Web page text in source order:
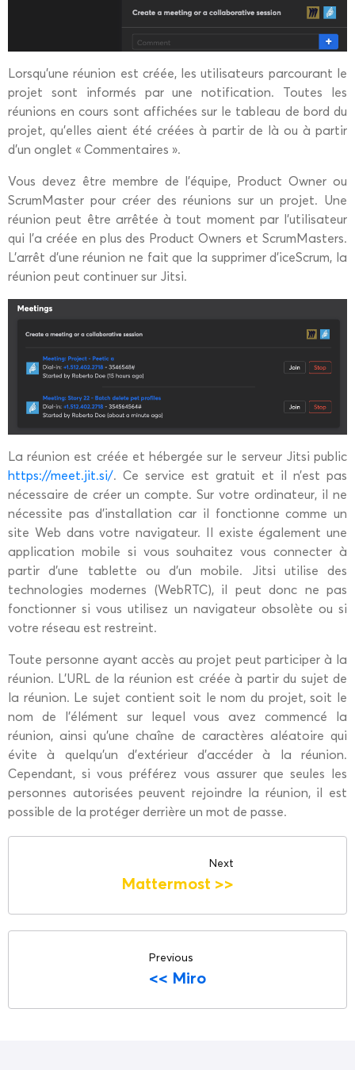
Lorsqu’une réunion est créée, les utilisateurs parcourant le
projet sont informés par une notification. Toutes les
réunions en cours sont affichées sur le tableau de bord du
projet, qu’elles aient été créées à partir de là ou à partir
d’un onglet « Commentaires ».
Vous devez être membre de l’équipe, Product Owner ou
ScrumMaster pour créer des réunions sur un projet. Une
réunion peut être arrêtée à tout moment par l’utilisateur
qui l’a créée en plus des Product Owners et ScrumMasters.
L’arrêt d’une réunion ne fait que la supprimer d’iceScrum, la
réunion peut continuer sur Jitsi.
La réunion est créée et hébergée sur le serveur Jitsi public
https://meet.jit.si/. Ce service est gratuit et il n’est pas
nécessaire de créer un compte. Sur votre ordinateur, il ne
nécessite pas d’installation car il fonctionne comme un
site Web dans votre navigateur. Il existe également une
application mobile si vous souhaitez vous connecter à
partir d’une tablette ou d’un mobile. Jitsi utilise des
technologies modernes (WebRTC), il peut donc ne pas
fonctionner si vous utilisez un navigateur obsolète ou si
votre réseau est restreint.
Toute personne ayant accès au projet peut participer à la
réunion. L’URL de la réunion est créée à partir du sujet de
la réunion. Le sujet contient soit le nom du projet, soit le
nom de l’élément sur lequel vous avez commencé la
réunion, ainsi qu’une chaîne de caractères aléatoire qui
évite à quelqu’un d’extérieur d’accéder à la réunion.
Cependant, si vous préférez vous assurer que seules les
personnes autorisées peuvent rejoindre la réunion, il est
possible de la protéger derrière un mot de passe.
Previous
<< Miro
Next
Mattermost >>